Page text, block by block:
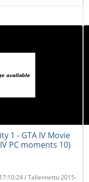
1 - GTA IV Movie
PC moments 10)
/ Tallennettu 2015-